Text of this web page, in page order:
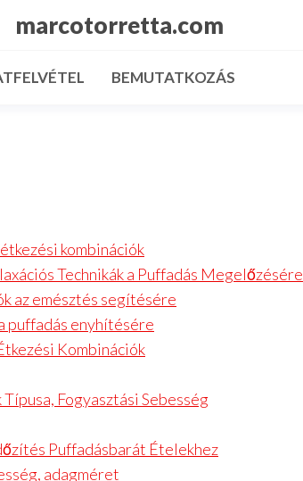
marcotorretta.com
BEMUTATKOZÁS
kombinációk
Technikák a Puffadás Megelőzésére
az emésztés segítésére
puffadás enyhítésére
Kombinációk
Fogyasztási Sebesség
Puffadásbarát Ételekhez
adagméret